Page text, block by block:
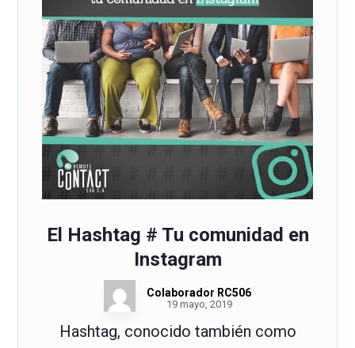
El Hashtag # Tu comunidad en
Instagram
Colaborador RC506
19 mayo, 2019
Hashtag, conocido también como